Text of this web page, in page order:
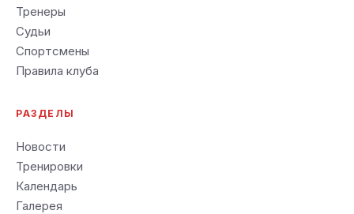
Тренеры
Судьи
Спортсмены
Правила клуба
РАЗДЕЛЫ
Новости
Тренировки
Календарь
Галерея